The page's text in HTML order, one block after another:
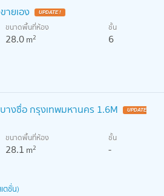
ายเอง UPDATE !
ขนาดพื้นที่ห้อง
28.0m2
ชั้น
6
างซื่อ กรุงเทพมหานคร 1.6M UPDATE
ขนาดพื้นที่ห้อง
28.1 m2
ชั้น
-
ตชั่น)